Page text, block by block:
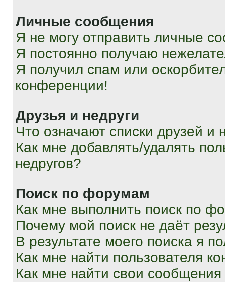
Личные сообщения
Я не могу отправить личные
Я постоянно получаю
Я получил спам или
конференции!
Друзья и недруги
Что означают списки друзей и
Как мне добавлять/удалять
недругов?
Поиск по форумам
Как мне выполнить поиск по
Почему мой поиск не даёт
В результате моего поиска я
Как мне найти пользователя
Как мне найти свои